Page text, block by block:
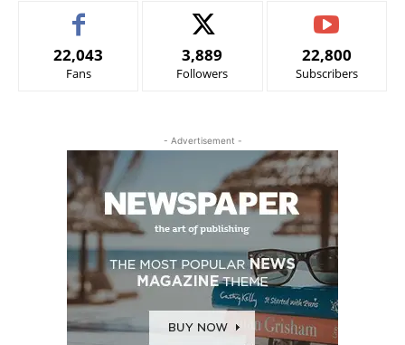
22,043
Fans
3,889
Followers
22,800
Subscribers
- Advertisement -